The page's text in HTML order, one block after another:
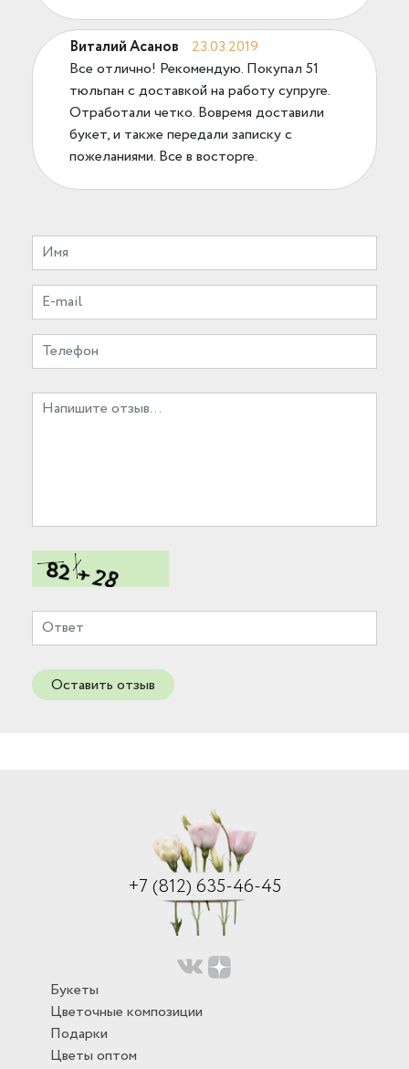
Виталий Асанов
23.03.2019
Все отлично! Рекомендую. Покупал 51
тюльпан с доставкой на работу супруге.
Отработали четко. Вовремя доставили
букет, и также передали записку с
пожеланиями. Все в восторге.
Оставить отзыв
+7 (812) 635-46-45
Букеты
Цветочные композиции
Подарки
Цветы оптом